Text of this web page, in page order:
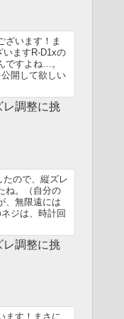
ざいます！ま
いますR-D1xの
ですよね…。
開して欲しい
レ調整に挑
たので、縦ズレ
ね。（自分の
、無限遠には
ジは、時計回
レ調整に挑
ます！まさに